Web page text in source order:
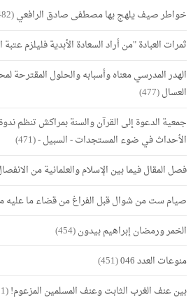
خواطر صيف يلهج بها مصطفى صادق الرافعي(482)
ثمرات العبادة "من أراد السعادة الأبدية فليلزم عتبة
الهدر المدرسي معناه وأسبابه والحلول المقترحة
العسال(477)
جمعية الدعوة إلى القرآن والسنة بمراكش تنظم
الأحداث في ضوء المستجدات - السبيل -(471)
فصل المقال فيما بين الإسلام والعلمانية من
صيام ست من شوال قبل الفراغ من قضاء ما عليه
الخمر ورمضان إبراهيم بيدون(454)
منوعات العدد 046
(451)
بين عنف الغرب الثابت وعنف المسلمين المزعوم!(451)